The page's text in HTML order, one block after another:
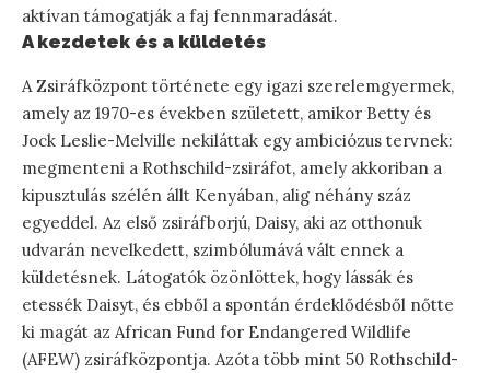
aktívan támogatják a faj fennmaradását.
A kezdetek és a küldetés
A Zsiráfközpont története egy igazi szerelemgyermek,
amely az 1970-es években született, amikor Betty és
Jock Leslie-Melville nekiláttak egy ambiciózus tervnek:
megmenteni a Rothschild-zsiráfot, amely akkoriban a
kipusztulás szélén állt Kenyában, alig néhány száz
egyeddel. Az első zsiráfborjú, Daisy, aki az otthonuk
udvarán nevelkedett, szimbólumává vált ennek a
küldetésnek. Látogatók özönlöttek, hogy lássák és
etessék Daisyt, és ebből a spontán érdeklődésből nőtte
ki magát az African Fund for Endangered Wildlife
(AFEW) zsiráfközpontja. Azóta több mint 50 Rothschild-